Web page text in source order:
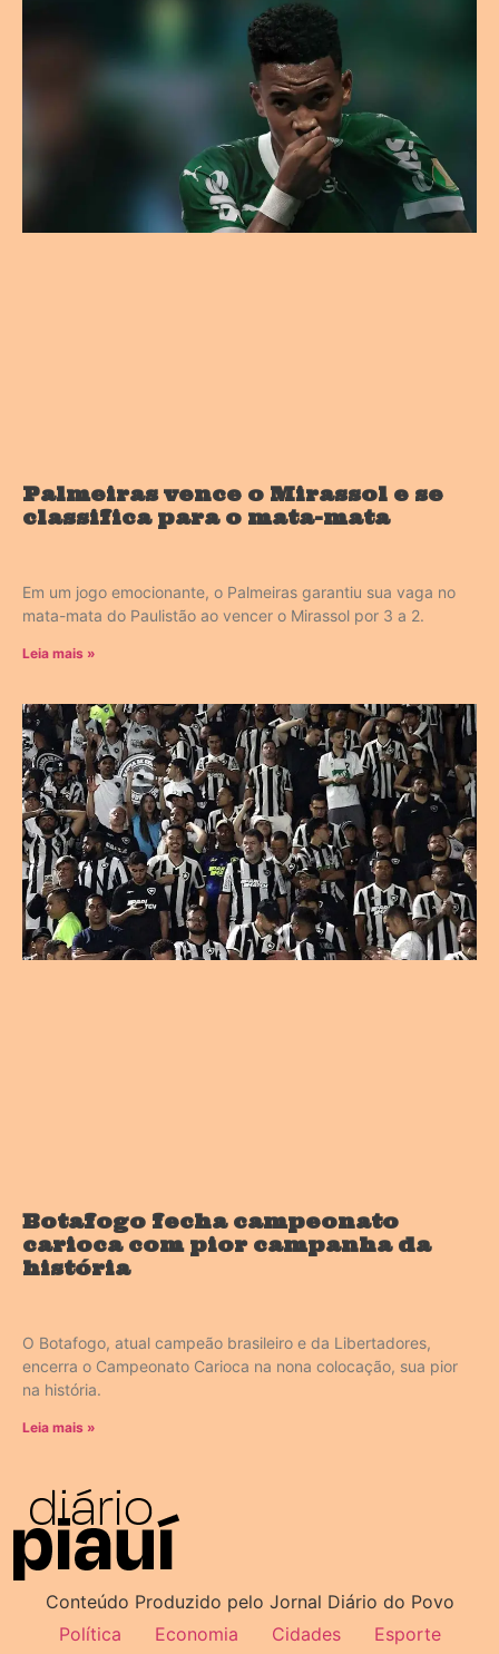
Palmeiras vence o Mirassol e se
classifica para o mata-mata
Em um jogo emocionante, o Palmeiras garantiu sua vaga no
mata-mata do Paulistão ao vencer o Mirassol por 3 a 2.
Leia mais »
Botafogo fecha campeonato
carioca com pior campanha da
história
O Botafogo, atual campeão brasileiro e da Libertadores,
encerra o Campeonato Carioca na nona colocação, sua pior
na história.
Leia mais »
Conteúdo Produzido pelo Jornal Diário do Povo
Política
Economia Cidades Esporte